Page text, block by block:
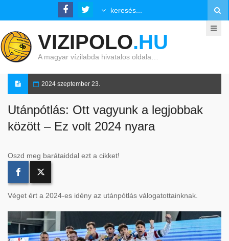
VIZIPOLO.HU
A magyar vízilabda hivatalos oldala…
2024 szeptember 23.
Utánpótlás: Ott vagyunk a legjobbak
között – Ez volt 2024 nyara
Oszd meg barátaiddal ezt a cikket!
Véget ért a 2024-es idény az utánpótlás válogatottainknak.